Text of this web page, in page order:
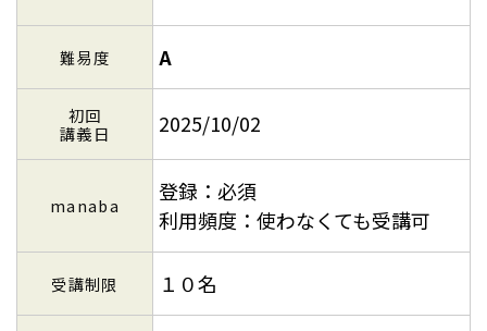
難易度 A
初回
講義日
2025/10/02
manaba
登録：必須
利用頻度：使わなくても受講可
受講制限 １０名